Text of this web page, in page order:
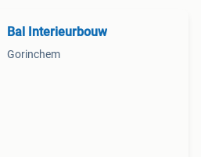
Bal Interieurbouw
Gorinchem